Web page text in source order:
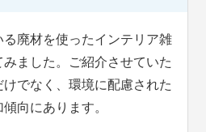
廃材を使ったインテリア雑
ました。ご紹介させていた
でなく、環境に配慮された
向にあります。